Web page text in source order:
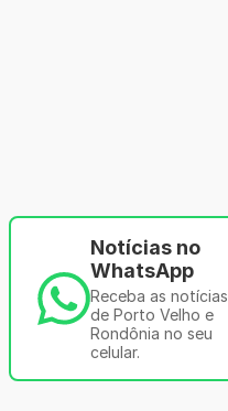
Notícias no
WhatsApp
Receba as notícias
de Porto Velho e
Rondônia no seu
celular.